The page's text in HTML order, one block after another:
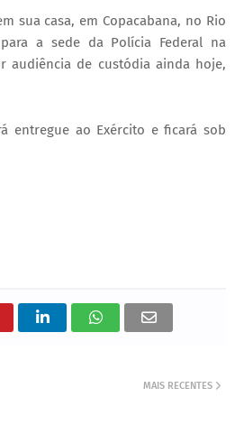
sua casa, em Copacabana, no Rio
a sede da Polícia Federal na
audiência de custódia ainda hoje,
entregue ao Exército e ficará sob
MAIS RECENTES